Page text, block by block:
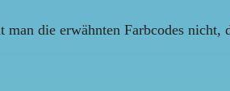
die erwähnten Farbcodes